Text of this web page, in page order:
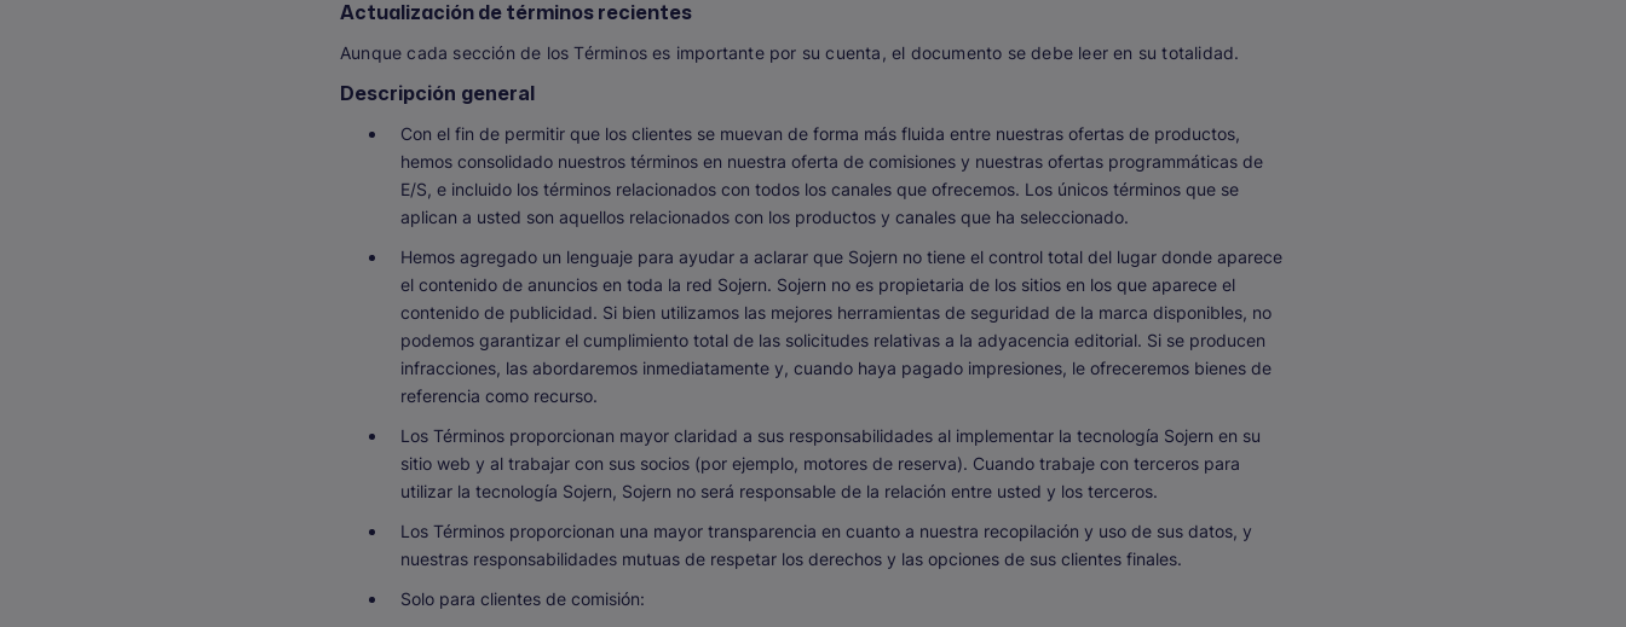
Actualización de términos recientes
Aunque cada sección de los Términos es importante por su cuenta, el documento se debe leer en su totalidad.
Descripción general
Con el fin de permitir que los clientes se muevan de forma más fluida entre nuestras ofertas de productos,
hemos consolidado nuestros términos en nuestra oferta de comisiones y nuestras ofertas programmáticas de
E/S, e incluido los términos relacionados con todos los canales que ofrecemos. Los únicos términos que se
aplican a usted son aquellos relacionados con los productos y canales que ha seleccionado.
Hemos agregado un lenguaje para ayudar a aclarar que Sojern no tiene el control total del lugar donde aparece
el contenido de anuncios en toda la red Sojern. Sojern no es propietaria de los sitios en los que aparece el
contenido de publicidad. Si bien utilizamos las mejores herramientas de seguridad de la marca disponibles, no
podemos garantizar el cumplimiento total de las solicitudes relativas a la adyacencia editorial. Si se producen
infracciones, las abordaremos inmediatamente y, cuando haya pagado impresiones, le ofreceremos bienes de
referencia como recurso.
Los Términos proporcionan mayor claridad a sus responsabilidades al implementar la tecnología Sojern en su
sitio web y al trabajar con sus socios (por ejemplo, motores de reserva). Cuando trabaje con terceros para
utilizar la tecnología Sojern, Sojern no será responsable de la relación entre usted y los terceros.
Los Términos proporcionan una mayor transparencia en cuanto a nuestra recopilación y uso de sus datos, y
nuestras responsabilidades mutuas de respetar los derechos y las opciones de sus clientes finales.
Solo para clientes de comisión: